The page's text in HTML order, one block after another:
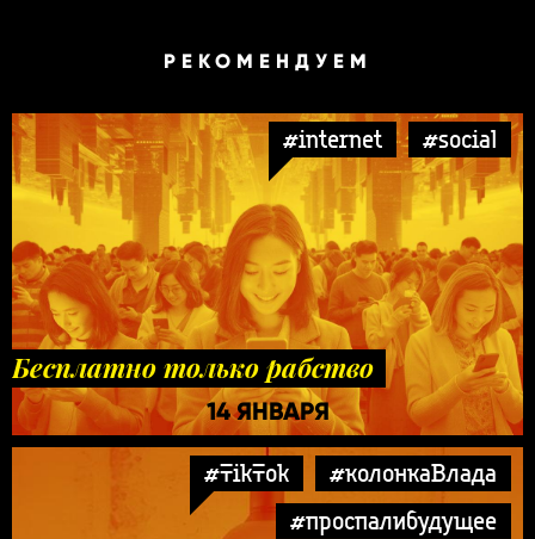
РЕКОМЕНДУЕМ
#internet #social
Бесплатно только рабство
14 ЯНВАРЯ
#TikTok
#колонкаВлада
#проспалибудущее